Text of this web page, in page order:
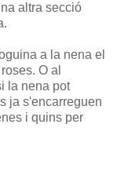
altra secció
a la nena el
O al
la nena pot
ja s'encarreguen
i quins per